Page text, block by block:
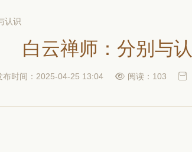
认识
白云禅师：分别与
布时间：2025-04-25 13:04 阅读：103